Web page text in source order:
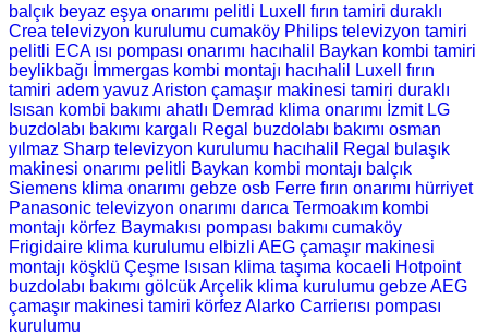
balçık beyaz eşya onarımı pelitli Luxell fırın tamiri duraklı
Crea televizyon kurulumu cumaköy Philips televizyon tamiri
pelitli ECA ısı pompası onarımı hacıhalil Baykan kombi tamiri
beylikbağı İmmergas kombi montajı hacıhalil Luxell fırın
tamiri adem yavuz Ariston çamaşır makinesi tamiri duraklı
Isısan kombi bakımı ahatlı Demrad klima onarımı İzmit LG
buzdolabı bakımı kargalı Regal buzdolabı bakımı osman
yılmaz Sharp televizyon kurulumu hacıhalil Regal bulaşık
makinesi onarımı pelitli Baykan kombi montajı balçık
Siemens klima onarımı gebze osb Ferre fırın onarımı hürriyet
Panasonic televizyon onarımı darıca Termoakım kombi
montajı körfez Baymakısı pompası bakımı cumaköy
Frigidaire klima kurulumu elbizli AEG çamaşır makinesi
montajı köşklü Çeşme Isısan klima taşıma kocaeli Hotpoint
buzdolabı bakımı gölcük Arçelik klima kurulumu gebze AEG
çamaşır makinesi tamiri körfez Alarko Carrierısı pompası
kurulumu